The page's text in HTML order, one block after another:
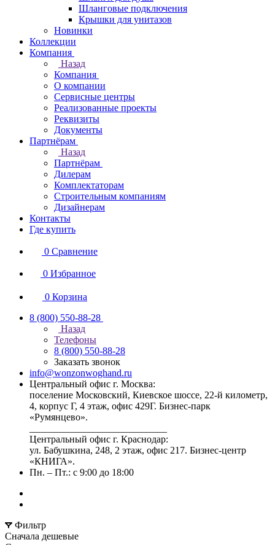
Шланговые подключения
Крышки для унитазов
Новинки
Коллекции
Компания
Назад
Компания
О компании
Сервисные центры
Реализованные проекты
Реквизиты
Документы
Партнёрам
Назад
Партнёрам
Дилерам
Комплектаторам
Строительным компаниям
Дизайнерам
Контакты
Где купить
0 Сравнение
0 Избранное
0 Корзина
8 (800) 550-88-28
Назад
Телефоны
8 (800) 550-88-28
Заказать звонок
info@wonzonwoghand.ru
Центральный офис г. Москва:
поселение Московский, Киевское шоссе, 22-й километр,
4, корпус Г, 4 этаж, офис 429Г. Бизнес-парк
«Румянцево».
Центральный офис г. Краснодар:
ул. Бабушкина, 248, 2 этаж, офис 217. Бизнес-центр
«КНИГА».
Пн. – Пт.: с 9:00 до 18:00
Фильтр
Сначала дешевые